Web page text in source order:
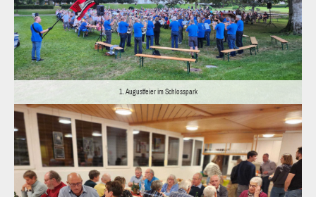
1. Augustfeier im Schlosspark